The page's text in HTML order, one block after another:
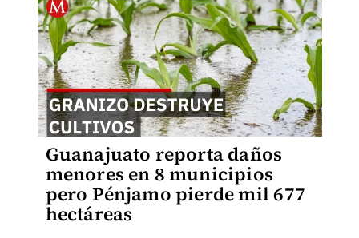
Guanajuato reporta daños
menores en 8 municipios
pero Pénjamo pierde mil 677
hectáreas